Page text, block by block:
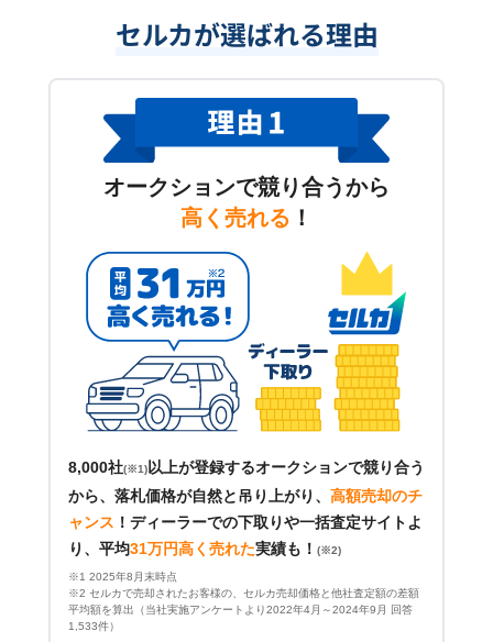
セルカが選ばれる理由
オークションで競り合うから
高く売れる ！
8,000社(※1)以上が登録するオークションで競り合う
から、落札価格が自然と吊り上がり、 高額売却のチ
ャンス ！ ディーラーでの下取りや一括査定サイトよ
り、平均31万円高く売れた実績も！ (※2)
※1 2025年8月末時点
※2 セルカで売却されたお客様の、セルカ売却価格と他社査定額の差額
平均額を算出（当社実施アンケートより2022年4月～2024年9月 回答
1,533件）